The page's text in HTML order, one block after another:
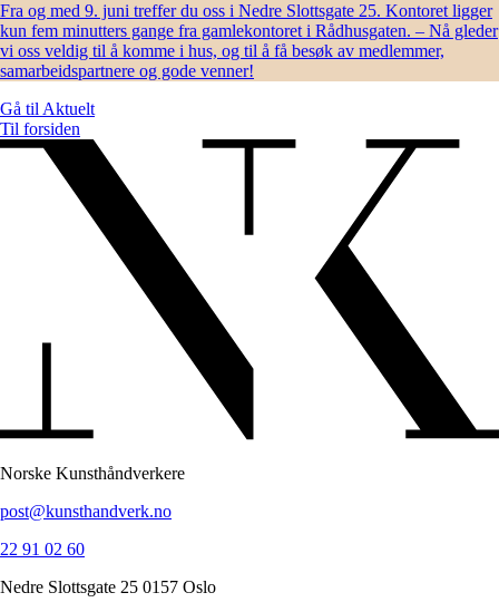
Fra og med 9. juni treffer du oss i Nedre Slottsgate 25. Kontoret ligger
kun fem minutters gange fra gamlekontoret i Rådhusgaten. – Nå gleder
vi oss veldig til å komme i hus, og til å få besøk av medlemmer,
samarbeidspartnere og gode venner!
Gå til Aktuelt
Til forsiden
Norske Kunsthåndverkere
post@kunsthandverk.no
22 91 02 60
Nedre Slottsgate 25 0157 Oslo